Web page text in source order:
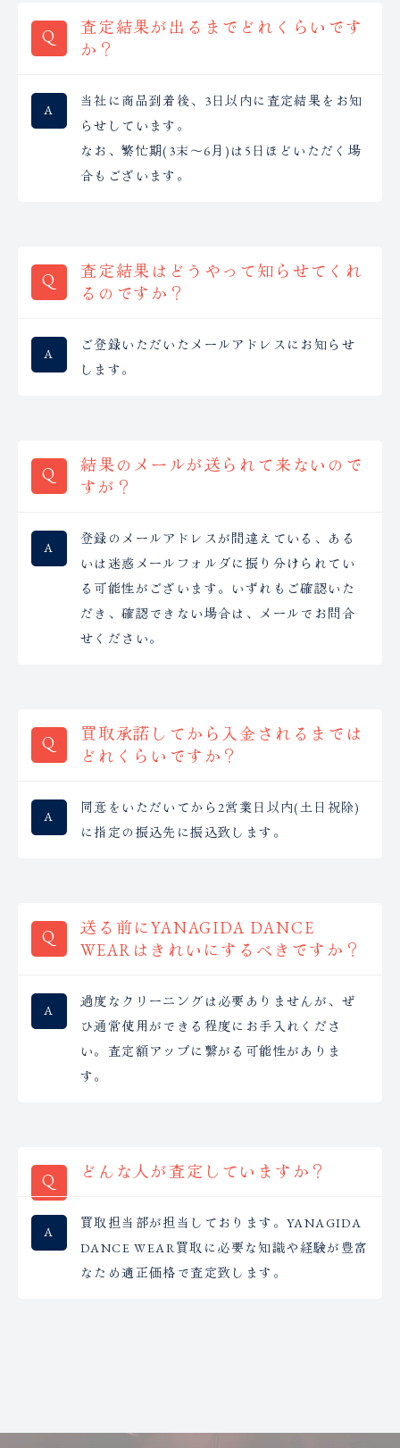
査定結果が出るまでどれくらいです
か？
当社に商品到着後、3日以内に査定結果をお知
らせしています。
なお、繁忙期(3末〜6月)は5日ほどいただく場
合もございます。
査定結果はどうやって知らせてくれ
るのですか？
ご登録いただいたメールアドレスにお知らせ
します。
結果のメールが送られて来ないので
すが？
登録のメールアドレスが間違えている、ある
いは迷惑メールフォルダに振り分けられてい
る可能性がございます。いずれもご確認いた
だき、確認できない場合は、メールでお問合
せください。
買取承諾してから入金されるまでは
どれくらいですか？
同意をいただいてから2営業日以内(土日祝除)
に指定の振込先に振込致します。
送る前にYANAGIDA DANCE
WEARはきれいにするべきですか？
過度なクリーニングは必要ありませんが、ぜ
ひ通常使用ができる程度にお手入れくださ
い。査定額アップに繋がる可能性がありま
す。
どんな人が査定していますか？
買取担当部が担当しております。YANAGIDA
DANCE WEAR買取に必要な知識や経験が豊富
なため適正価格で査定致します。